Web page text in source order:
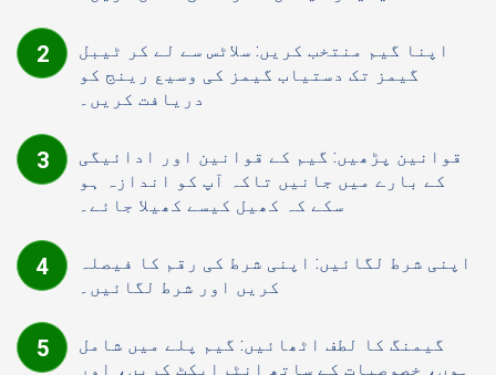
اپنا گیم منتخب کریں: سلاٹس سے لے کر ٹیبل
گیمز تک دستیاب گیمز کی وسیع رینج کو
دریافت کریں۔
قوانین پڑھیں: گیم کے قوانین اور ادائیگی
کے بارے میں جانیں تاکہ آپ کو اندازہ ہو
سکے کہ کھیل کیسے کھیلا جائے۔
اپنی شرط لگائیں: اپنی شرط کی رقم کا فیصلہ
کریں اور شرط لگائیں۔
گیمنگ کا لطف اٹھائیں: گیم پلے میں شامل
ہوں، خصوصیات کے ساتھ انٹرایکٹ کریں، اور